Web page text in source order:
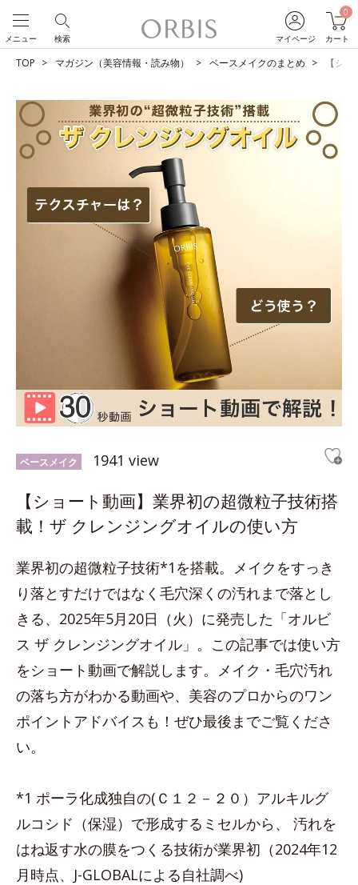
マイページ
0
カート
検索
メニュー
TOP マガジン（美容情報・読み物） ベースメイクのまとめ 【シ
ベースメイク 1941 view
【ショート動画】業界初の超微粒子技術搭
載！ザ クレンジングオイルの使い方
業界初の超微粒子技術*1を搭載。メイクをすっき
り落とすだけではなく毛穴深くの汚れまで落とし
きる、2025年5月20日（火）に発売した「オルビ
ス ザ クレンジングオイル」。この記事では使い方
をショート動画で解説します。メイク・毛穴汚れ
の落ち方がわかる動画や、美容のプロからのワン
ポイントアドバイスも！ぜひ最後までご覧くださ
い。
*1 ポーラ化成独自の(Ｃ１２－２０）アルキルグ
ルコシド（保湿）で形成するミセルから、 汚れを
はね返す水の膜をつくる技術が業界初（2024年12
月時点、J-GLOBALによる自社調べ)